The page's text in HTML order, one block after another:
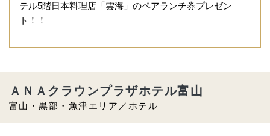
テル5階日本料理店「雲海」のペアランチ券プレゼン
ト！！
富山・黒部・魚津エリア／ホテル
ＡＮＡクラウンプラザホテル富山